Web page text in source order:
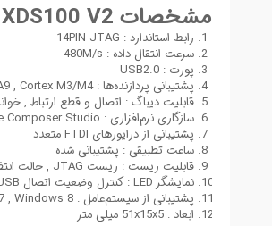
مشخصات XDS100 V2 :
رابط استاندارد : 14PIN JTAG
سرعت انتقال داده : 480M/s
پورت : USB2.0
پشتیبانی پردازنده‌ها : TMS320C28x , TMS320C54x , TMS320C55x , TMS320C64x+ , TMS320C674x , ARM 9 , Cortex R4 , Cortex A8/A9 , Cortex M3/M4
قابلیت دیباگ : اتصال و قطع ارتباط ,
سازگاری نرم‌افزاری : Code Composer Studio نسخه V3 تا V5
پشتیبانی از درایورهای FTDI متعدد
ساعت تطبیقی : پشتیبانی شده
قابلیت ریست : ریست JTAG , حالت انتظار برای ریست , شروع با ریست پاور
نمایشگر LED : کنترل وضعیت اتصال USB
پشتیبانی از سیستم‌عامل : Windows 2000 , XP , Vista , Windows 7 , Windows 8
ابعاد : 51x15x5 میلی متر